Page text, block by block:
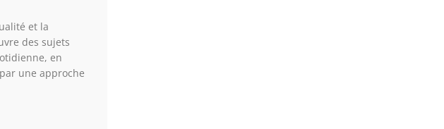
et la
des sujets
en
une approche